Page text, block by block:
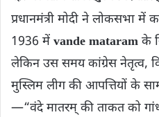
प्रधानमंत्री मोदी ने लोकसभा में
1936 में vande mataram के
लेकिन उस समय कांग्रेस नेतृत्व,
मुस्लिम लीग की आपत्तियों के
—“वंदे मातरम् की ताकत को